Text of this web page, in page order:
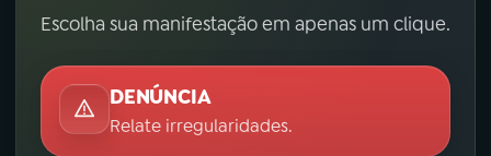
Escolha sua manifestação em apenas um clique.
DENÚNCIA
Relate irregularidades.